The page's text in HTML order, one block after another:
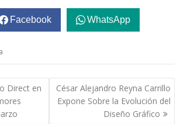
Facebook WhatsApp
Direct en
César Alejandro Reyna Carrillo
Expone Sobre la Evolución del
Diseño Gráfico